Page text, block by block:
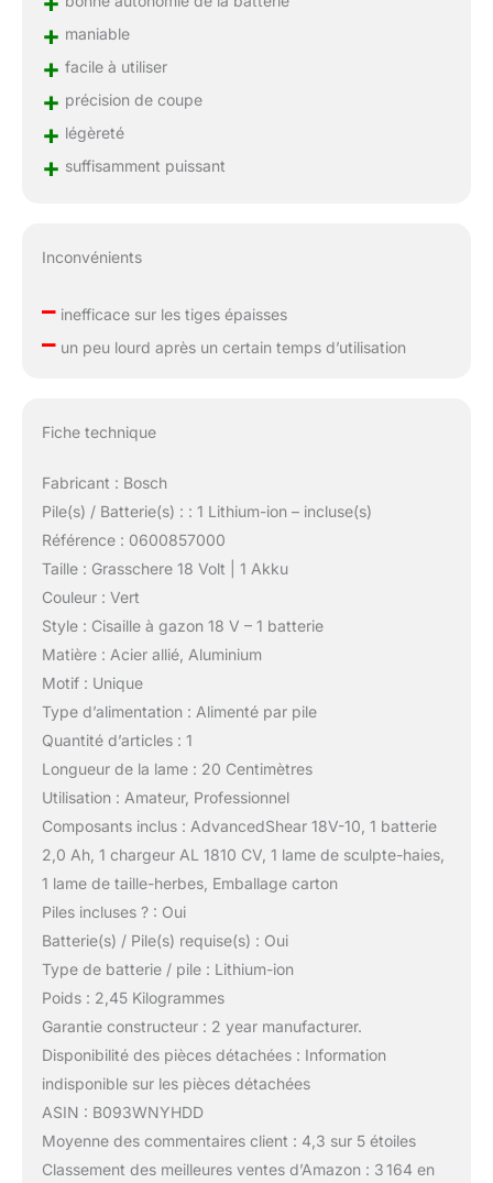
+ maniable
+ facile à utiliser
+ précision de coupe
+ légèreté
+ suffisamment puissant
Inconvénients
–inefficace sur les tiges épaisses
–un peu lourd après un certain temps d’utilisation
Fiche technique
Fabricant : Bosch
Pile(s) / Batterie(s) : : 1 Lithium-ion – incluse(s)
Référence : 0600857000
Taille : Grasschere 18 Volt | 1 Akku
Couleur : Vert
Style : Cisaille à gazon 18 V – 1 batterie
Matière : Acier allié, Aluminium
Motif : Unique
Type d’alimentation : Alimenté par pile
Quantité d’articles : 1
Longueur de la lame : 20 Centimètres
Utilisation : Amateur, Professionnel
Composants inclus : AdvancedShear 18V-10, 1 batterie
2,0 Ah, 1 chargeur AL 1810 CV, 1 lame de sculpte-haies,
1 lame de taille-herbes, Emballage carton
Piles incluses ? : Oui
Batterie(s) / Pile(s) requise(s) : Oui
Type de batterie / pile : Lithium-ion
Poids : 2,45 Kilogrammes
Garantie constructeur : 2 year manufacturer.
Disponibilité des pièces détachées : Information
indisponible sur les pièces détachées
ASIN : B093WNYHDD
Moyenne des commentaires client : 4,3 sur 5 étoiles
Classement des meilleures ventes d’Amazon : 3 164 en